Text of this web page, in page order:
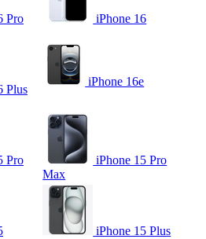
Pro
iPhone 16
Plus
iPhone 16e
Pro
iPhone 15 Pro
Max
iPhone 15 Plus